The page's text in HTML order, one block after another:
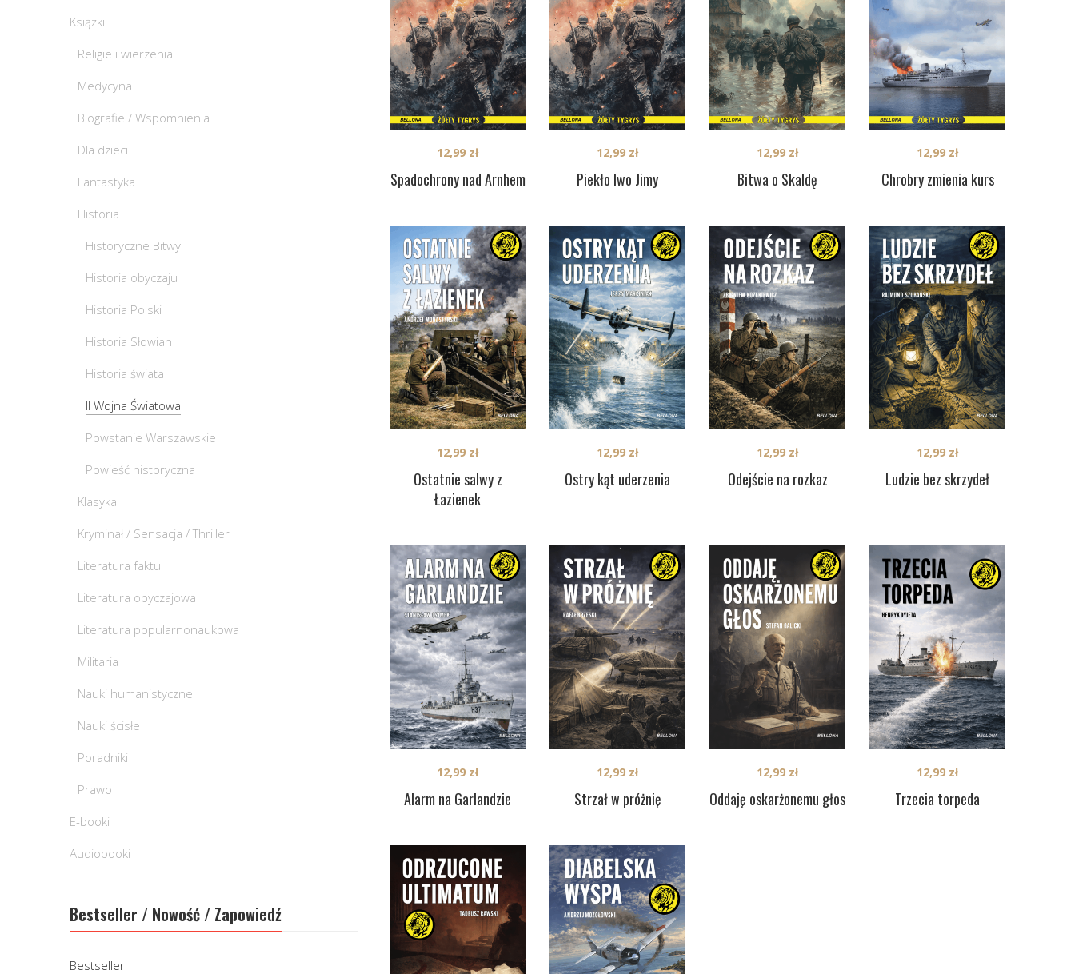
Spadochrony nad Arnhem
12,99 zł
Piekło Iwo Jimy
12,99 zł
Bitwa o Skaldę
12,99 zł
Chrobry zmienia kurs
12,99 zł
Ostatnie salwy z
Łazienek
12,99 zł
Ostry kąt uderzenia
12,99 zł
Odejście na rozkaz
12,99 zł
Ludzie bez skrzydeł
12,99 zł
Alarm na Garlandzie
12,99 zł
Strzał w próżnię
12,99 zł
Oddaję oskarżonemu głos
12,99 zł
Trzecia torpeda
12,99 zł
Książki
Religie i wierzenia
Medycyna
Biografie / Wspomnienia
Dla dzieci
Fantastyka
Historia
Historyczne Bitwy
Historia obyczaju
Historia Polski
Historia Słowian
Historia świata
II Wojna Światowa
Powstanie Warszawskie
Powieść historyczna
Klasyka
Kryminał / Sensacja / Thriller
Literatura faktu
Literatura obyczajowa
Literatura popularnonaukowa
Militaria
Nauki humanistyczne
Nauki ścisłe
Poradniki
Prawo
E-booki
Audiobooki
Bestseller / Nowość / Zapowiedź
Bestseller